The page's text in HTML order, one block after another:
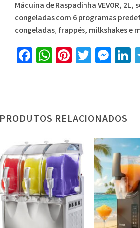
Máquina de Raspadinha VEVOR,
congeladas com 6 programas
congeladas, frappés, milkshakes e
Facebook
WhatsApp
Pinterest
Twitter
PRODUTOS RELACIONADOS